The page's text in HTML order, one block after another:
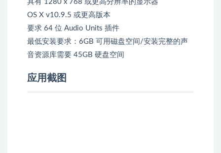
具有 1280 x 768 或更高分辨率的显示器
OS X v10.9.5 或更高版本
要求 64 位 Audio Units 插件
最低安装要求：6GB 可用磁盘空间/安装完整的声
音资源库需要 45GB 硬盘空间
应用截图